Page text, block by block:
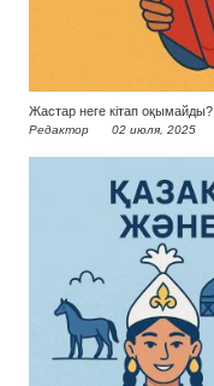
Жастар неге кітап оқымайды?
Редактор 02 июля, 2025